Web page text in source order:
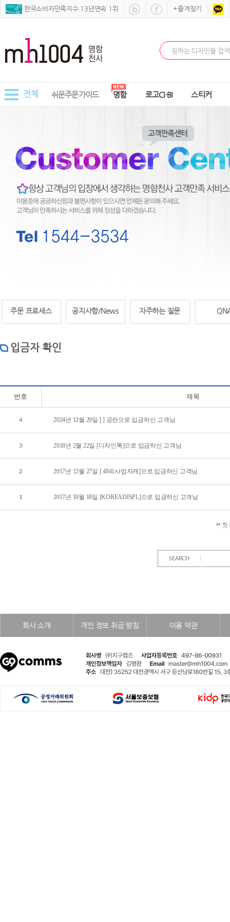
한국소비자만족지수 13년연속 1위 +즐겨찾기
전체 쉬운주문가이드 명함 로고CI·BI 스티커
주문 프로세스 공지사항/News 자주하는 질문
입금자 확인
번호 제목
4 2024년 12월 29일 [ ] 공란으로 입금하신 고객님
3 2018년 2월 22일 [디자인톡]으로 입금하신 고객님
2 2017년 12월 27일 [ 4841사업자캐]으로 입금하신 고객님
1 2017년 10월 18일 [KOREADISPL]으로 입금하신 고객님
첫
SEARCH
회사 소개 개인 정보 취급 방침 이용 약관